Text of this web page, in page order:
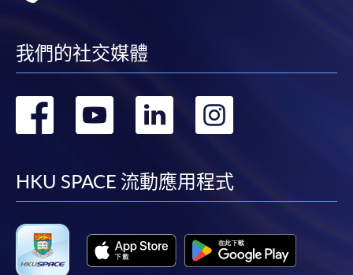
我們的社交媒體
轉
facebook
轉
youtube
轉
linkedin
轉
HKU SPACE 流動應用程式